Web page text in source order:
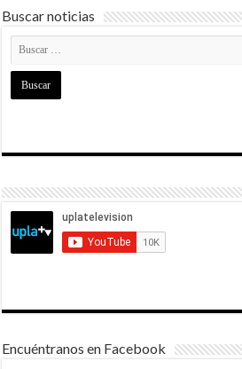
Buscar noticias
Encuéntranos en Facebook